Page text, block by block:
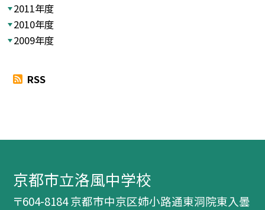
2011年度
2010年度
2009年度
RSS
京都市立洛風中学校
〒604-8184 京都市中京区姉小路通東洞院東入曇